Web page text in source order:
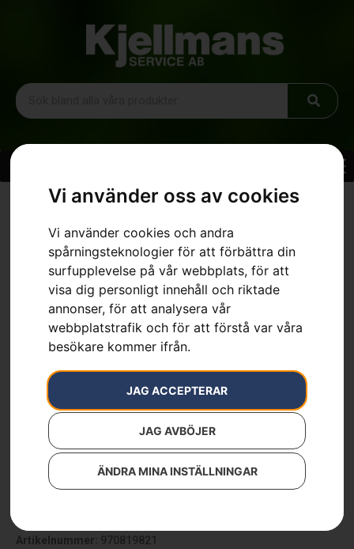
Vi använder oss av cookies
Vi använder cookies och andra
spårningsteknologier för att förbättra din
surfupplevelse på vår webbplats, för att
visa dig personligt innehåll och riktade
annonser, för att analysera vår
webbplatstrafik och för att förstå var våra
besökare kommer ifrån.
JAG ACCEPTERAR
JAG AVBÖJER
ÄNDRA MINA INSTÄLLNINGAR
»Sortiment»Trädgård »Robotgräsklippare »
Artikelnummer: 970819821